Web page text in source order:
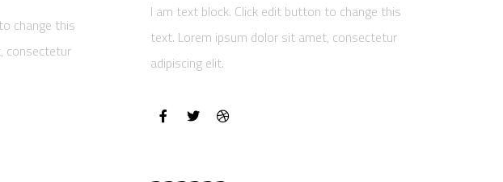
change this
consectetur
I am text block. Click edit button to change this
text. Lorem ipsum dolor sit amet, consectetur
adipiscing elit.